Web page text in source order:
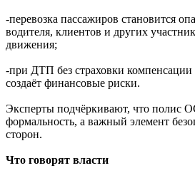
-перевозка пассажиров становится
водителя, клиентов и других
движения;
-при ДТП без страховки
создаёт финансовые риски.
Эксперты подчёркивают, что
формальность, а важный элемент
сторон.
Что говорят власти